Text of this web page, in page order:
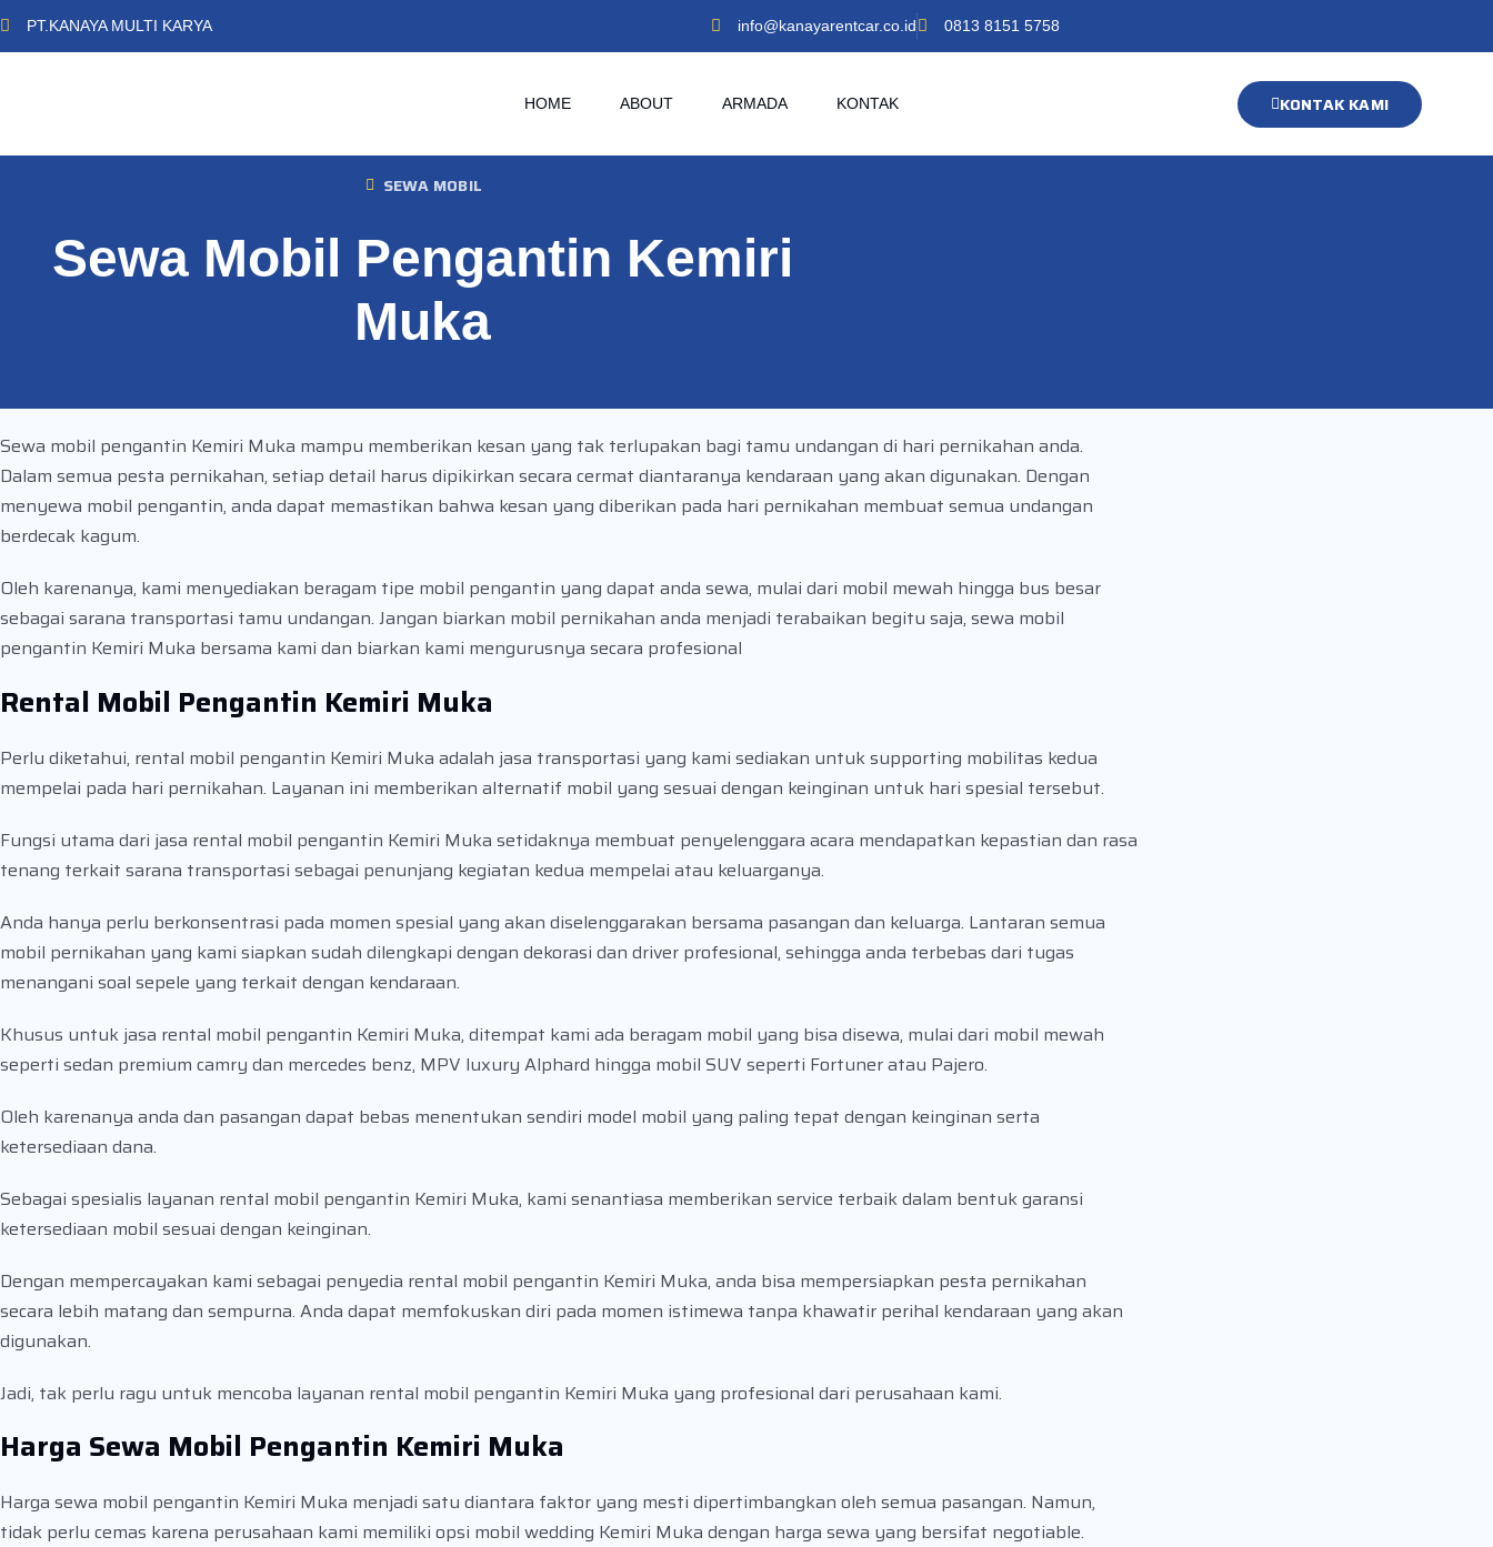
PT.KANAYA MULTI KARYA info@kanayarentcar.co.id 0813 8151 5758
HOME ABOUT ARMADA KONTAK KONTAK KAMI
SEWA MOBIL
Sewa Mobil Pengantin Kemiri
Muka
Sewa mobil pengantin Kemiri Muka mampu memberikan kesan yang tak terlupakan bagi tamu undangan di hari pernikahan anda.
Dalam semua pesta pernikahan, setiap detail harus dipikirkan secara cermat diantaranya kendaraan yang akan digunakan. Dengan
menyewa mobil pengantin, anda dapat memastikan bahwa kesan yang diberikan pada hari pernikahan membuat semua undangan
berdecak kagum.
Oleh karenanya, kami menyediakan beragam tipe mobil pengantin yang dapat anda sewa, mulai dari mobil mewah hingga bus besar
sebagai sarana transportasi tamu undangan. Jangan biarkan mobil pernikahan anda menjadi terabaikan begitu saja, sewa mobil
pengantin Kemiri Muka bersama kami dan biarkan kami mengurusnya secara profesional
Rental Mobil Pengantin Kemiri Muka
Perlu diketahui, rental mobil pengantin Kemiri Muka adalah jasa transportasi yang kami sediakan untuk supporting mobilitas kedua
mempelai pada hari pernikahan. Layanan ini memberikan alternatif mobil yang sesuai dengan keinginan untuk hari spesial tersebut.
Fungsi utama dari jasa rental mobil pengantin Kemiri Muka setidaknya membuat penyelenggara acara mendapatkan kepastian dan rasa
tenang terkait sarana transportasi sebagai penunjang kegiatan kedua mempelai atau keluarganya.
Anda hanya perlu berkonsentrasi pada momen spesial yang akan diselenggarakan bersama pasangan dan keluarga. Lantaran semua
mobil pernikahan yang kami siapkan sudah dilengkapi dengan dekorasi dan driver profesional, sehingga anda terbebas dari tugas
menangani soal sepele yang terkait dengan kendaraan.
Khusus untuk jasa rental mobil pengantin Kemiri Muka, ditempat kami ada beragam mobil yang bisa disewa, mulai dari mobil mewah
seperti sedan premium camry dan mercedes benz, MPV luxury Alphard hingga mobil SUV seperti Fortuner atau Pajero.
Oleh karenanya anda dan pasangan dapat bebas menentukan sendiri model mobil yang paling tepat dengan keinginan serta
ketersediaan dana.
Sebagai spesialis layanan rental mobil pengantin Kemiri Muka, kami senantiasa memberikan service terbaik dalam bentuk garansi
ketersediaan mobil sesuai dengan keinginan.
Dengan mempercayakan kami sebagai penyedia rental mobil pengantin Kemiri Muka, anda bisa mempersiapkan pesta pernikahan
secara lebih matang dan sempurna. Anda dapat memfokuskan diri pada momen istimewa tanpa khawatir perihal kendaraan yang akan
digunakan.
Jadi, tak perlu ragu untuk mencoba layanan rental mobil pengantin Kemiri Muka yang profesional dari perusahaan kami.
Harga Sewa Mobil Pengantin Kemiri Muka
Harga sewa mobil pengantin Kemiri Muka menjadi satu diantara faktor yang mesti dipertimbangkan oleh semua pasangan. Namun,
tidak perlu cemas karena perusahaan kami memiliki opsi mobil wedding Kemiri Muka dengan harga sewa yang bersifat negotiable.